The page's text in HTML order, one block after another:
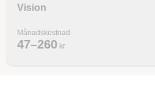
Vision
Månadskostnad
47–260 kr